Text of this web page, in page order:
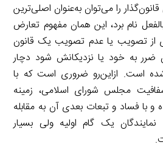
را می‌توان به‌عنوان اصلی‌ترین
نام برد، این همان مفهوم تعارض
از تصویب یا عدم تصویب یک قانون
ضرر به خود یا نزدیکانش شود دچار
است. ازاین‌رو ضروری است که با
مجلس شورای اسلامی، زمینه
و با فساد و تبعات بعدی آن به مقابله
یک گام اولیه ولی بسیار